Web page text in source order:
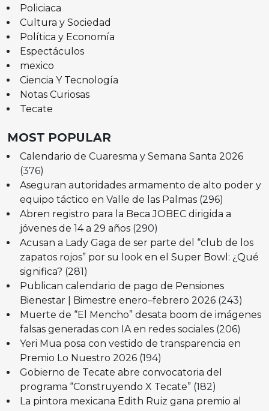
Policiaca
Cultura y Sociedad
Política y Economía
Espectáculos
mexico
Ciencia Y Tecnología
Notas Curiosas
Tecate
MOST POPULAR
Calendario de Cuaresma y Semana Santa 2026
(376)
Aseguran autoridades armamento de alto poder y
equipo táctico en Valle de las Palmas (296)
Abren registro para la Beca JOBEC dirigida a
jóvenes de 14 a 29 años (290)
Acusan a Lady Gaga de ser parte del “club de los
zapatos rojos” por su look en el Super Bowl: ¿Qué
significa? (281)
Publican calendario de pago de Pensiones
Bienestar | Bimestre enero–febrero 2026 (243)
Muerte de “El Mencho” desata boom de imágenes
falsas generadas con IA en redes sociales (206)
Yeri Mua posa con vestido de transparencia en
Premio Lo Nuestro 2026 (194)
Gobierno de Tecate abre convocatoria del
programa “Construyendo X Tecate” (182)
La pintora mexicana Edith Ruiz gana premio al